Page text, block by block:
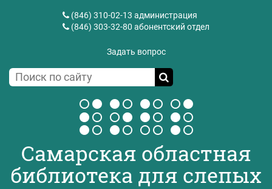
(846) 310-02-13 администрация
(846) 303-32-80 абонентский отдел
Задать вопрос
Самарская областная
библиотека для слепых